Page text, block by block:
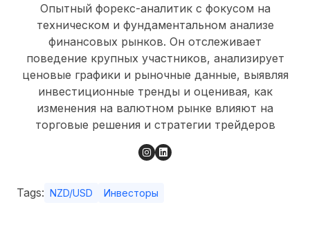
Опытный форекс-аналитик с фокусом на
техническом и фундаментальном анализе
финансовых рынков. Он отслеживает
поведение крупных участников, анализирует
ценовые графики и рыночные данные, выявляя
инвестиционные тренды и оценивая, как
изменения на валютном рынке влияют на
торговые решения и стратегии трейдеров
Tags: NZD/USD Инвесторы